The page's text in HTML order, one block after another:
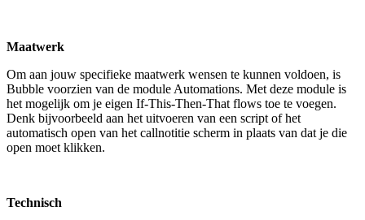
Maatwerk
Om aan jouw specifieke maatwerk wensen te kunnen voldoen, is
Bubble voorzien van de module Automations. Met deze module is
het mogelijk om je eigen If-This-Then-That flows toe te voegen.
Denk bijvoorbeeld aan het uitvoeren van een script of het
automatisch open van het callnotitie scherm in plaats van dat je die
open moet klikken.
Technisch